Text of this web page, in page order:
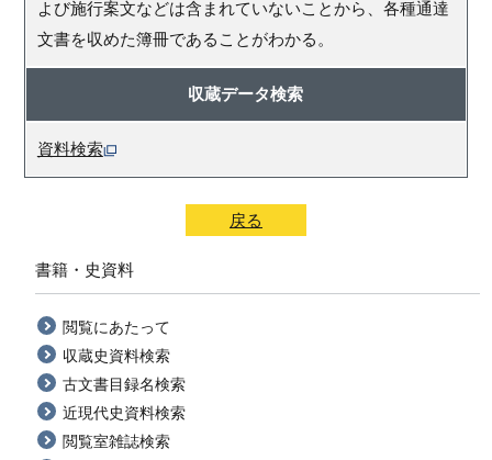
よび施行案文などは含まれていないことから、各種通達
文書を収めた簿冊であることがわかる。
収蔵データ検索
資料検索
戻る
書籍・史資料
閲覧にあたって
収蔵史資料検索
古文書目録名検索
近現代史資料検索
閲覧室雑誌検索